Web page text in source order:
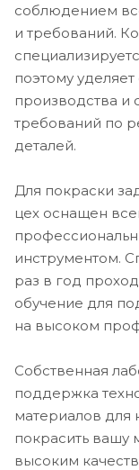
соблюдением
и требований.
поэтому
производства и
требований по
деталей.
Для покраски
цех оснащен
инструментом.
раз в год
обучение для
на высоком
Собственная
поддержка
материалов для
покрасить вашу
высоким